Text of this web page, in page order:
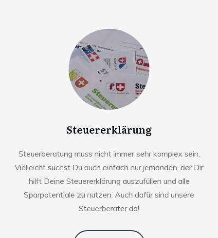
Steuererklärung
Steuerberatung muss nicht immer sehr komplex sein.
Vielleicht suchst Du auch einfach nur jemanden, der Dir
hilft Deine Steuererklärung auszufüllen und alle
Sparpotentiale zu nutzen. Auch dafür sind unsere
Steuerberater da!